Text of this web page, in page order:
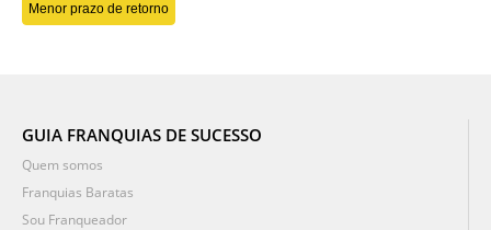
Menor prazo de retorno
GUIA FRANQUIAS DE SUCESSO
Quem somos
Franquias Baratas
Sou Franqueador